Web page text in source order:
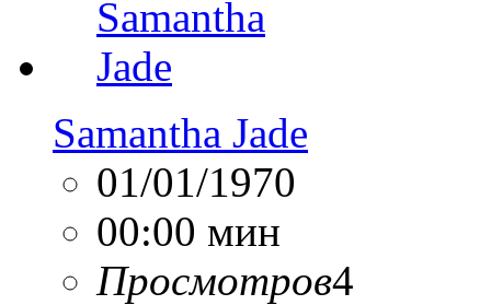
Samantha Jade
01/01/1970
00:00 мин
Просмотров4